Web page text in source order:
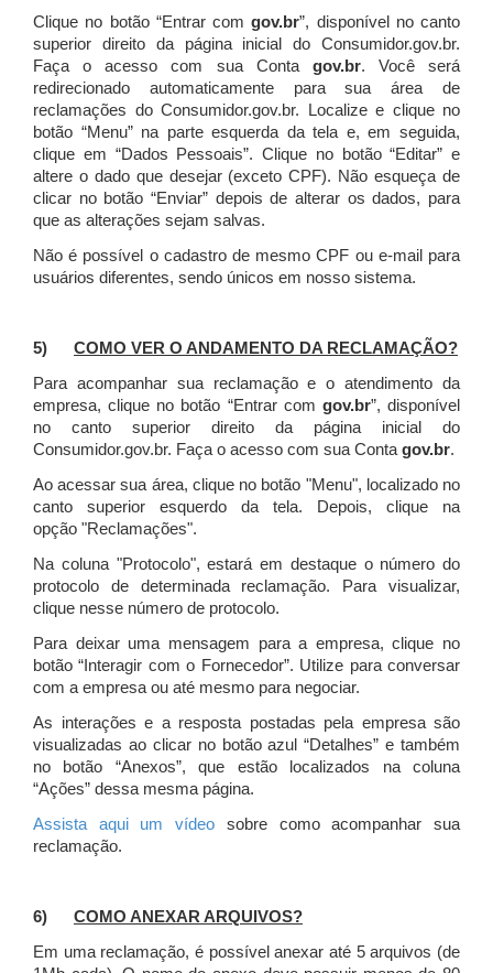
Clique no botão “Entrar comgov.br”, disponível no canto
superior direito da página inicial do Consumidor.gov.br.
Faça o acesso com sua Conta gov.br. Você será
redirecionado automaticamente para sua área de
reclamações do Consumidor.gov.br.
Localize e clique no
botão “Menu” na parte esquerda da tela e, em seguida,
clique em “Dados Pessoais”. Clique no botão “Editar” e
altere o dado que desejar (exceto CPF). Não esqueça de
clicar no botão “Enviar” depois de alterar os dados, para
que as alterações sejam salvas.
Não é possível o cadastro de mesmo CPF ou e-mail para
usuários diferentes, sendo únicos em nosso sistema.
5) COMO VER O ANDAMENTO DA RECLAMAÇÃO?
Para acompanhar sua reclamação e o atendimento da
empresa, clique no botão “Entrar com gov.br”, disponível
no canto superior direito da página inicial do
Consumidor.gov.br. Faça o acesso com sua Contagov.br.
Ao acessar sua área, clique no botão "Menu", localizado no
canto superior esquerdo da tela. Depois, clique na
opção "Reclamações".
Na coluna "Protocolo", estará em destaque o número do
protocolo de determinada reclamação. Para visualizar,
clique nesse número de protocolo.
Para deixar uma mensagem para a empresa, clique no
botão “Interagir com o Fornecedor”. Utilize para conversar
com a empresa ou até mesmo para negociar.
As interações e a resposta postadas pela empresa são
visualizadas ao clicar no botão azul “Detalhes” e também
no botão “Anexos”, que estão localizados na coluna
“Ações” dessa mesma página.
Assista aqui um vídeo sobre como acompanhar sua
reclamação.
6) COMO ANEXAR ARQUIVOS?
Em uma reclamação, é possível anexar até 5 arquivos (de